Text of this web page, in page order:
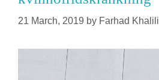
21 March, 2019 by Farhad Khalili